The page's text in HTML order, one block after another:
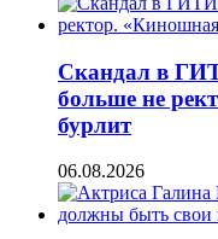
Скандал в
больше не
бурлит
06.08.2026